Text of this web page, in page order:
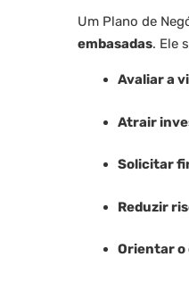
Um Plano de
embasadas. Ele
Avaliar a
Atrair
Solicitar
Reduzir
Orientar o